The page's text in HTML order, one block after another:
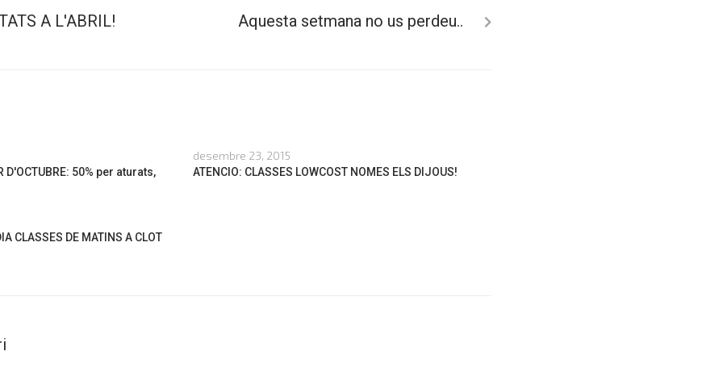
A L'ABRIL! Aquesta setmana no us perdeu..
D'OCTUBRE: 50% per aturats,
desembre 23, 2015
ATENCIO: CLASSES LOWCOST NOMES ELS DIJOUS!
CLASSES DE MATINS A CLOT